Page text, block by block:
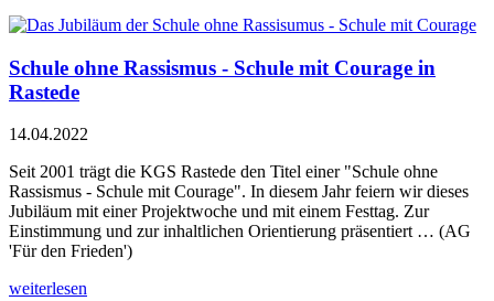
Schule ohne Rassismus - Schule mit Courage in
Rastede
14.04.2022
Seit 2001 trägt die KGS Rastede den Titel einer "Schule ohne
Rassismus - Schule mit Courage". In diesem Jahr feiern wir dieses
Jubiläum mit einer Projektwoche und mit einem Festtag. Zur
Einstimmung und zur inhaltlichen Orientierung präsentiert … (AG
'Für den Frieden')
weiterlesen